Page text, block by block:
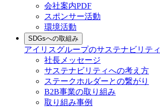
会社案内PDF
スポンサー活動
環境活動
SDGsへの取組み
アイリスグループのサステナビリティ
社長メッセージ
サステナビリティへの考え方
ステークホルダーとの繋がり
B2B事業の取り組み
取り組み事例